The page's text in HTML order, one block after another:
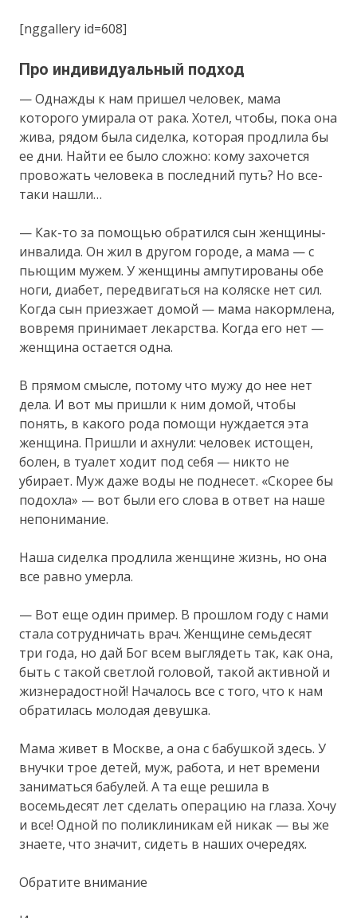
[nggallery id=608]
Про индивидуальный подход
— Однажды к нам пришел человек, мама
которого умирала от рака. Хотел, чтобы, пока она
жива, рядом была сиделка, которая продлила бы
ее дни. Найти ее было сложно: кому захочется
провожать человека в последний путь? Но все-
таки нашли…
— Как-то за помощью обратился сын женщины-
инвалида. Он жил в другом городе, а мама — с
пьющим мужем. У женщины ампутированы обе
ноги, диабет, передвигаться на коляске нет сил.
Когда сын приезжает домой — мама накормлена,
вовремя принимает лекарства. Когда его нет —
женщина остается одна.
В прямом смысле, потому что мужу до нее нет
дела. И вот мы пришли к ним домой, чтобы
понять, в какого рода помощи нуждается эта
женщина. Пришли и ахнули: человек истощен,
болен, в туалет ходит под себя — никто не
убирает. Муж даже воды не поднесет. «Скорее бы
подохла» — вот были его слова в ответ на наше
непонимание.
Наша сиделка продлила женщине жизнь, но она
все равно умерла.
— Вот еще один пример. В прошлом году с нами
стала сотрудничать врач. Женщине семьдесят
три года, но дай Бог всем выглядеть так, как она,
быть с такой светлой головой, такой активной и
жизнерадостной! Началось все с того, что к нам
обратилась молодая девушка.
Мама живет в Москве, а она с бабушкой здесь. У
внучки трое детей, муж, работа, и нет времени
заниматься бабулей. А та еще решила в
восемьдесят лет сделать операцию на глаза. Хочу
и все! Одной по поликлиникам ей никак — вы же
знаете, что значит, сидеть в наших очередях.
Обратите внимание